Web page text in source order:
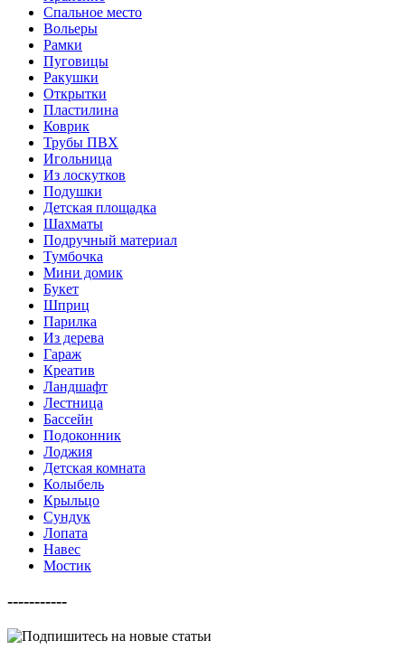
Спальное место
Вольеры
Рамки
Пуговицы
Ракушки
Открытки
Пластилина
Коврик
Трубы ПВХ
Игольница
Из лоскутков
Подушки
Детская площадка
Шахматы
Подручный материал
Тумбочка
Мини домик
Букет
Шприц
Парилка
Из дерева
Гараж
Креатив
Ландшафт
Лестница
Бассейн
Подоконник
Лоджия
Детская комната
Колыбель
Крыльцо
Сундук
Лопата
Навес
Мостик
-----------